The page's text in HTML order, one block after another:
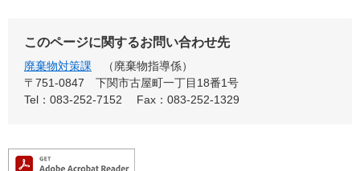
このページに関するお問い合わせ先
廃棄物対策課
廃棄物指導係
〒751-0847
下関市古屋町一丁目18番1号
Tel：083-252-7152
Fax：083-252-1329